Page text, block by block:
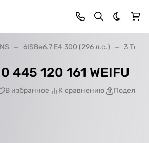
Темная
6ISBe6.7 E4 300 (296 л.с.) 3
445 120 161 WEIFU
В избранное К сравнению